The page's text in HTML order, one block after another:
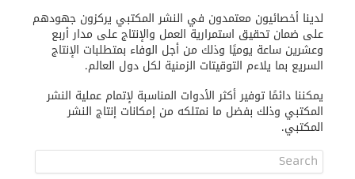
لدينا أخصائيون معتمدون في النشر المكتبي يركزون جهودهم
على ضمان تحقيق استمرارية العمل والإنتاج على مدار أربع
وعشرين ساعة يوميًا وذلك من أجل الوفاء بمتطلبات الإنتاج
السريع بما يلاءم التوقيتات الزمنية لكل دول العالم.
يمكننا دائمًا توفير أكثر الأدوات المناسبة لإتمام عملية النشر
المكتبي وذلك بفضل ما نمتلكه من إمكانات إنتاج النشر
المكتبي.